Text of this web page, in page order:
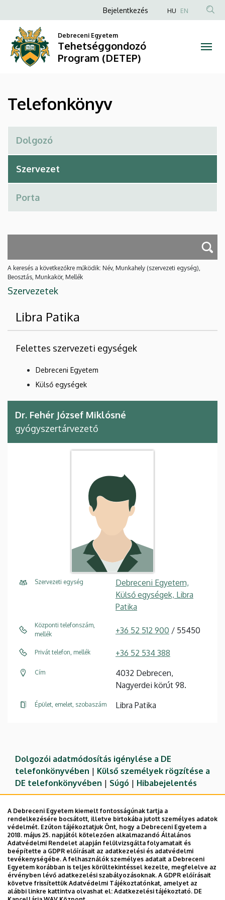
Telefonkönyv
Tehetséggondozó
Program
(DETEP)
a
tartalomra
Anonim
fiók
menüje
Bejelentkezés HU EN
Debreceni Egyetem
Tehetséggondozó
Program (DETEP)
Telefonkönyv
A keresés a következőkre működik: Név, Munkahely (szervezeti egység),
Beosztás, Munkakör, Mellék
Szervezetek
Libra Patika
Felettes szervezeti egységek
Debreceni Egyetem
Külső egységek
Dr. Fehér József Miklósné
gyógyszertárvezető
Szervezeti egység
Debreceni Egyetem,
Külső egységek, Libra
Patika
Központi telefonszám,
mellék
+36 52 512 900 / 55450
Privát telefon, mellék +36 52 534 388
Cím
4032 Debrecen,
Nagyerdei körút 98.
Épület, emelet, szobaszám Libra Patika
Dolgozói adatmódosítás igénylése a DE
telefonkönyvében | Külső személyek rögzítése a
DE telefonkönyvében | Súgó | Hibabejelentés
Adatvédelem
Adatvédelem
A Debreceni Egyetem kiemelt fontosságúnak tartja a
rendelkezésére bocsátott, illetve birtokába jutott személyes adatok
védelmét. Ezúton tájékoztatjuk Önt, hogy a Debreceni Egyetem a
2018. május 25. napjától kötelezően alkalmazandó Általános
Adatvédelmi Rendelet alapján felülvizsgálta folyamatait és
beépítette a GDPR előírásait az adatkezelési és adatvédelmi
tevékenységébe. A felhasználók személyes adatait a Debreceni
Egyetem korábban is teljes körültekintéssel kezelte, megfelelve az
érvényben lévő adatkezelési szabályozásoknak. A GDPR előírásait
követve frissítettük Adatvédelmi Tájékoztatónkat, amelyet az
alábbi linkre kattintva olvashat el: Adatkezelési tájékoztató. DE